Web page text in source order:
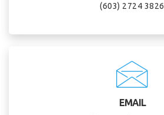
(603) 2724 3826
EMAIL